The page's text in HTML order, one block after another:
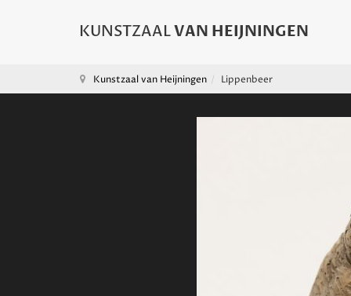
Kunstzaal van Heijningen Lippenbeer